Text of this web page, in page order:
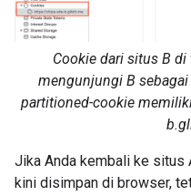
Cookie dari situs B
mengunjungi B
partitioned-cookie
Jika Anda kembali ke situs
kini disimpan di browser,